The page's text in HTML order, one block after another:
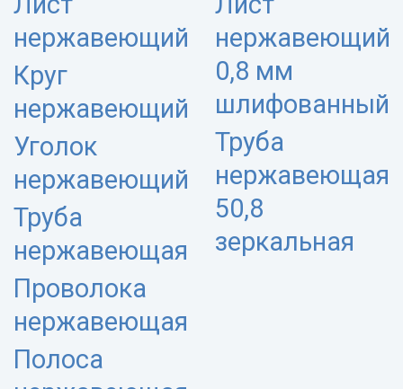
нержавеющий
Круг
нержавеющий
Уголок
нержавеющий
Труба
нержавеющая
Проволока
нержавеющая
Полоса
нержавеющий
0,8 мм
шлифованный
Труба
нержавеющая
50,8
зеркальная